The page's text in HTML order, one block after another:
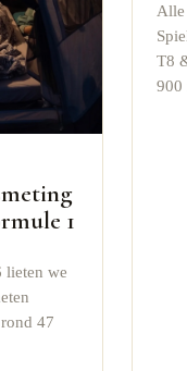
1
lieten we
47
Alle
T8
900